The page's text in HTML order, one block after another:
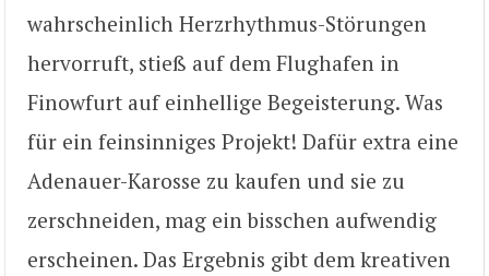
wahrscheinlich Herzrhythmus-Störungen
hervorruft, stieß auf dem Flughafen in
Finowfurt auf einhellige Begeisterung. Was
für ein feinsinniges Projekt! Dafür extra eine
Adenauer-Karosse zu kaufen und sie zu
zerschneiden, mag ein bisschen aufwendig
erscheinen. Das Ergebnis gibt dem kreativen